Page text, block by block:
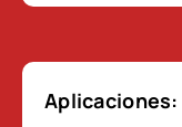
Aplicaciones: